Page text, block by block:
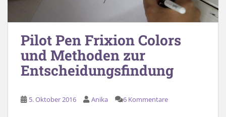
Pilot Pen Frixion Colors
und Methoden zur
Entscheidungsfindung
5. Oktober 2016 Anika 6 Kommentare